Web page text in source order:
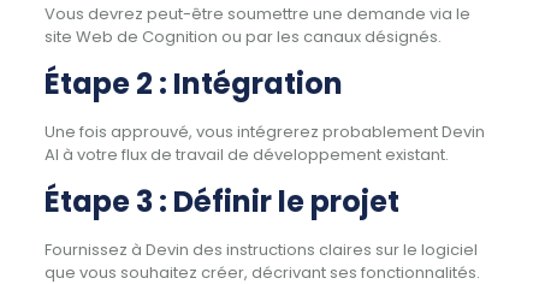
Vous devrez peut-être soumettre une demande via le
site Web de Cognition ou par les canaux désignés.
Étape 2 : Intégration
Une fois approuvé, vous intégrerez probablement Devin
AI à votre flux de travail de développement existant.
Étape 3 : Définir le projet
Fournissez à Devin des instructions claires sur le logiciel
que vous souhaitez créer, décrivant ses fonctionnalités.